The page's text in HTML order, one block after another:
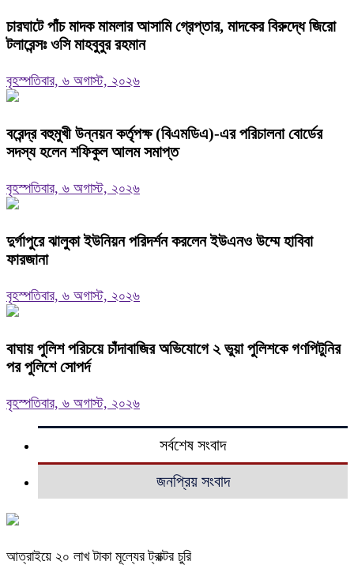
চারঘাটে পাঁচ মাদক মামলার আসামি গ্রেপ্তার, মাদকের বিরুদ্ধে জিরো
টলারেন্সঃ ওসি মাহবুবুর রহমান
বৃহস্পতিবার, ৬ অগাস্ট, ২০২৬
বরেন্দ্র বহুমুখী উন্নয়ন কর্তৃপক্ষ (বিএমডিএ)-এর পরিচালনা বোর্ডের
সদস্য হলেন শফিকুল আলম সমাপ্ত
বৃহস্পতিবার, ৬ অগাস্ট, ২০২৬
দুর্গাপুরে ঝালুকা ইউনিয়ন পরিদর্শন করলেন ইউএনও উম্মে হাবিবা
ফারজানা
বৃহস্পতিবার, ৬ অগাস্ট, ২০২৬
বাঘায় পুলিশ পরিচয়ে চাঁদাবাজির অভিযোগে ২ ভুয়া পুলিশকে গণপিটুনির
পর পুলিশে সোপর্দ
বৃহস্পতিবার, ৬ অগাস্ট, ২০২৬
সর্বশেষ সংবাদ
জনপ্রিয় সংবাদ
আত্রাইয়ে ২০ লাখ টাকা মূল্যের ট্রাক্টর চুরি